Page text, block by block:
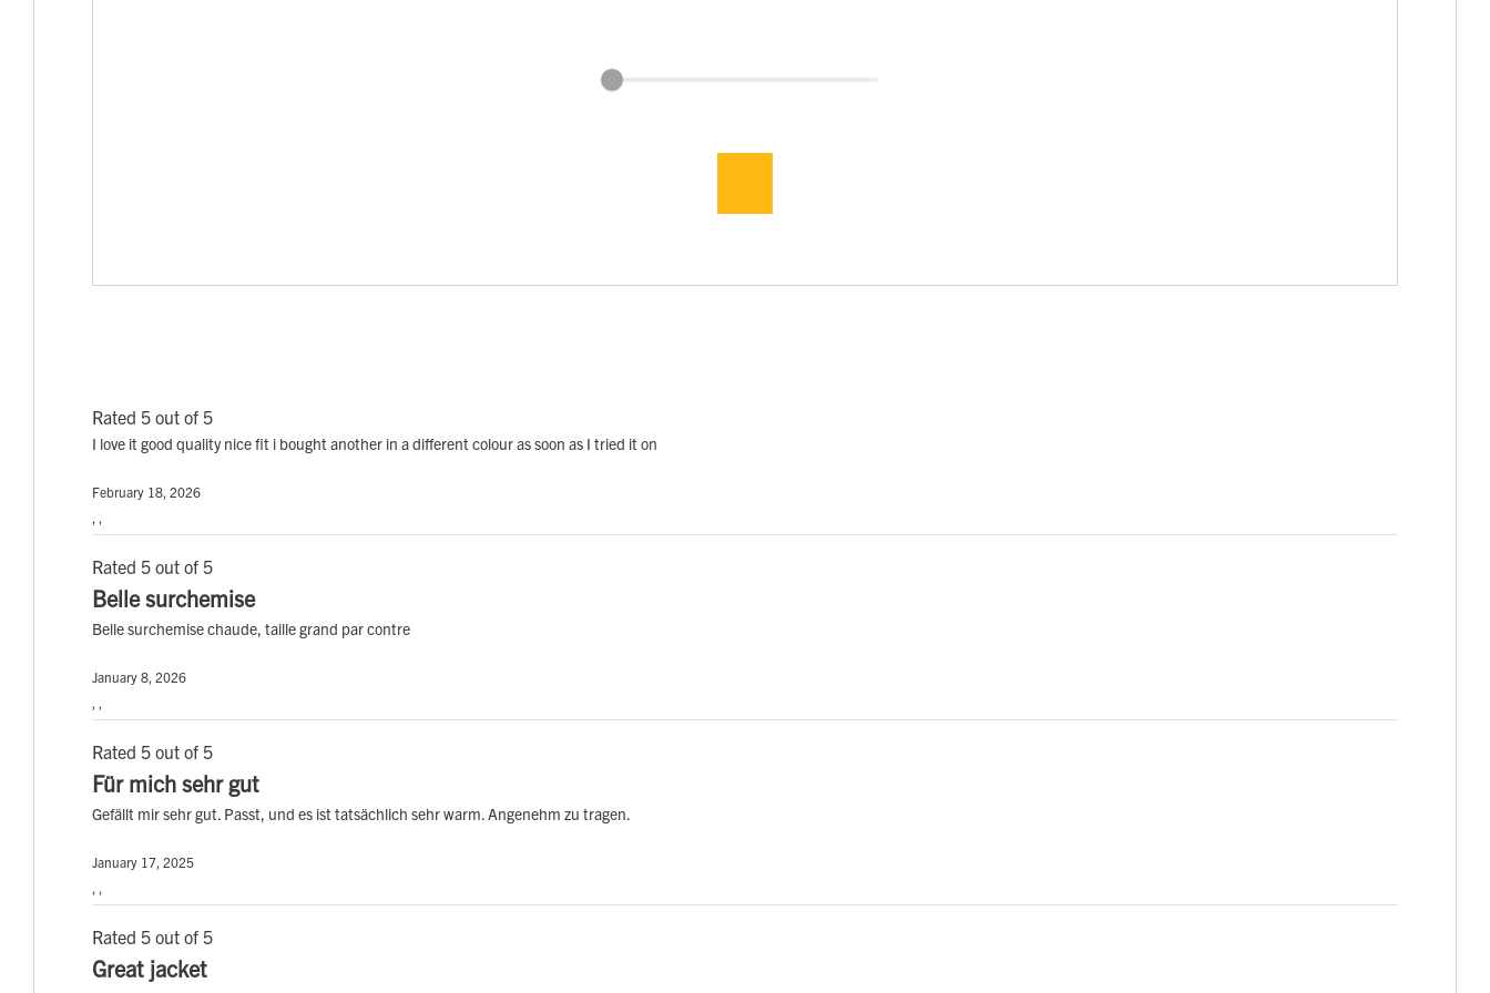
Rated 5 out of 5
I love it good quality nice fit i bought another in a different colour as soon as I tried it on
February 18, 2026
, ,
Rated 5 out of 5
Belle surchemise
Belle surchemise chaude, taille grand par contre
January 8, 2026
, ,
Rated 5 out of 5
Für mich sehr gut
Gefällt mir sehr gut. Passt, und es ist tatsächlich sehr warm. Angenehm zu tragen.
January 17, 2025
, ,
Rated 5 out of 5
Great jacket